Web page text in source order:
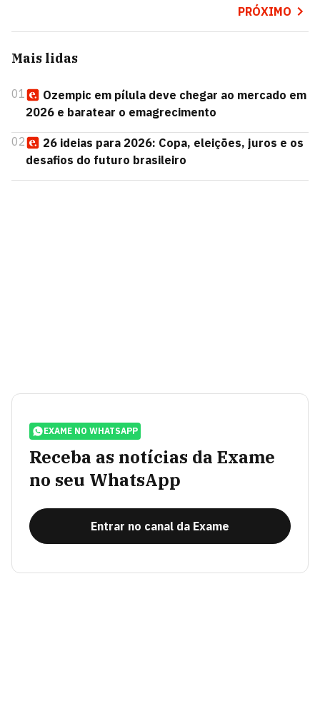
PRÓXIMO
Mais lidas
01
Ozempic em pílula deve chegar ao mercado em
2026 e baratear o emagrecimento
02
26 ideias para 2026: Copa, eleições, juros e os
desafios do futuro brasileiro
EXAME NO WHATSAPP
Receba as notícias da Exame
no seu WhatsApp
Entrar no canal da Exame